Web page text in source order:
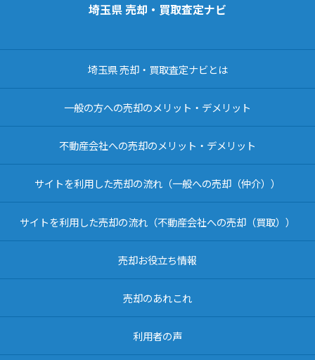
埼玉県 売却・買取査定ナビ
埼玉県 売却・買取査定ナビとは
一般の方への売却のメリット・デメリット
不動産会社への売却のメリット・デメリット
サイトを利用した売却の流れ（一般への売却（仲介））
サイトを利用した売却の流れ（不動産会社への売却（買取））
売却お役立ち情報
売却のあれこれ
利用者の声